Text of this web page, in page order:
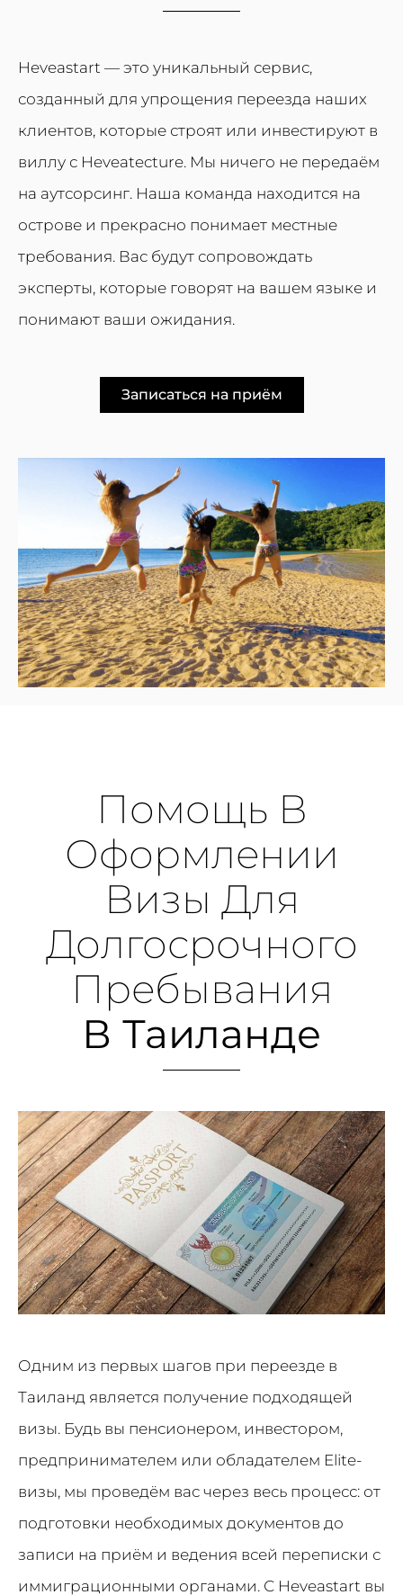
Heveastart — это уникальный сервис,
созданный для упрощения переезда наших
клиентов, которые строят или инвестируют в
виллу с Heveatecture. Мы ничего не передаём
на аутсорсинг. Наша команда находится на
острове и прекрасно понимает местные
требования. Вас будут сопровождать
эксперты, которые говорят на вашем языке и
понимают ваши ожидания.
Записаться на приём
Помощь В
Оформлении
Визы Для
Долгосрочного
Пребывания
В Таиланде
Одним из первых шагов при переезде в
Таиланд является получение подходящей
визы. Будь вы пенсионером, инвестором,
предпринимателем или обладателем Elite-
визы, мы проведём вас через весь процесс: от
подготовки необходимых документов до
записи на приём и ведения всей переписки с
иммиграционными органами. С Heveastart вы